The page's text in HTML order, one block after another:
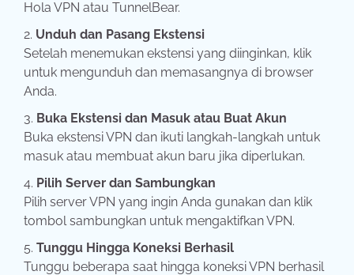
Hola VPN atau TunnelBear.
Unduh dan Pasang Ekstensi
Setelah menemukan ekstensi yang diinginkan, klik
untuk mengunduh dan memasangnya di browser
Anda.
Buka Ekstensi dan Masuk atau Buat Akun
Buka ekstensi VPN dan ikuti langkah-langkah untuk
masuk atau membuat akun baru jika diperlukan.
Pilih Server dan Sambungkan
Pilih server VPN yang ingin Anda gunakan dan klik
tombol sambungkan untuk mengaktifkan VPN.
Tunggu Hingga Koneksi Berhasil
Tunggu beberapa saat hingga koneksi VPN berhasil